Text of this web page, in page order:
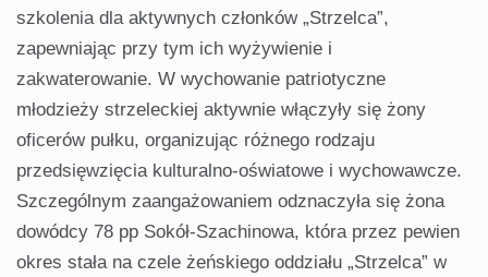
szkolenia dla aktywnych członków „Strzelca”,
zapewniając przy tym ich wyżywienie i
zakwaterowanie. W wychowanie patriotyczne
młodzieży strzeleckiej aktywnie włączyły się żony
oficerów pułku, organizując różnego rodzaju
przedsięwzięcia kulturalno-oświatowe i wychowawcze.
Szczególnym zaangażowaniem odznaczyła się żona
dowódcy 78 pp Sokół-Szachinowa, która przez pewien
okres stała na czele żeńskiego oddziału „Strzelca” w